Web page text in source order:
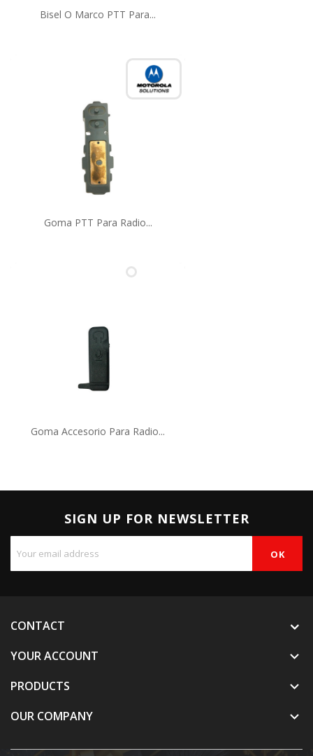
Bisel O Marco PTT Para...
Goma PTT Para Radio...
Goma Accesorio Para Radio...
SIGN UP FOR NEWSLETTER
CONTACT
YOUR ACCOUNT

PRODUCTS 
OUR COMPANY 